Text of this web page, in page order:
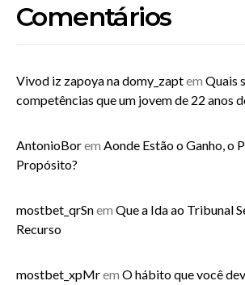
Comentários
Vivod iz zapoya na domy_zaptem Quais
competências que um jovem de 22 anos
AntonioBorem Aonde Estão o Ganho, o
Propósito?
mostbet_qrSnem Que a Ida ao Tribunal
Recurso
mostbet_xpMrem O hábito que você